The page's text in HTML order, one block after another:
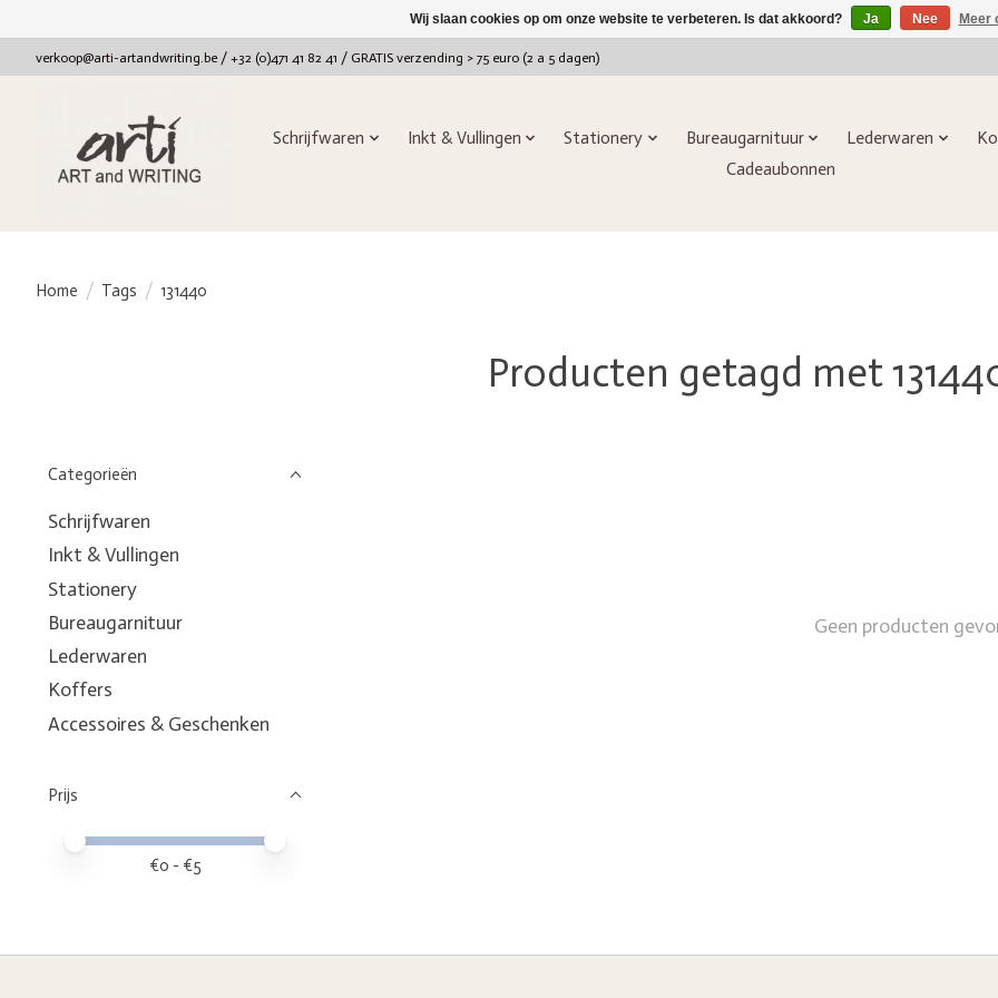
verkoop@arti-artandwriting.be/ +32 (0)471 41 82 41 / GRATIS verzending > 75 euro (2 a 5 dagen)
Schrijfwaren Inkt & Vullingen Stationery Bureaugarnituur Lederwaren
Cadeaubonnen
Home / Tags / 131440
Producten getagd met
Categorieën
Schrijfwaren
Inkt & Vullingen
Stationery
Bureaugarnituur
Lederwaren
Koffers
Accessoires & Geschenken
Prijs
Minimale prijswaarde
Price maximum value
€0 - €5
Geen producten
Wij slaan cookies op om onze website te verbeteren. Is dat akkoord? Ja Nee Meer